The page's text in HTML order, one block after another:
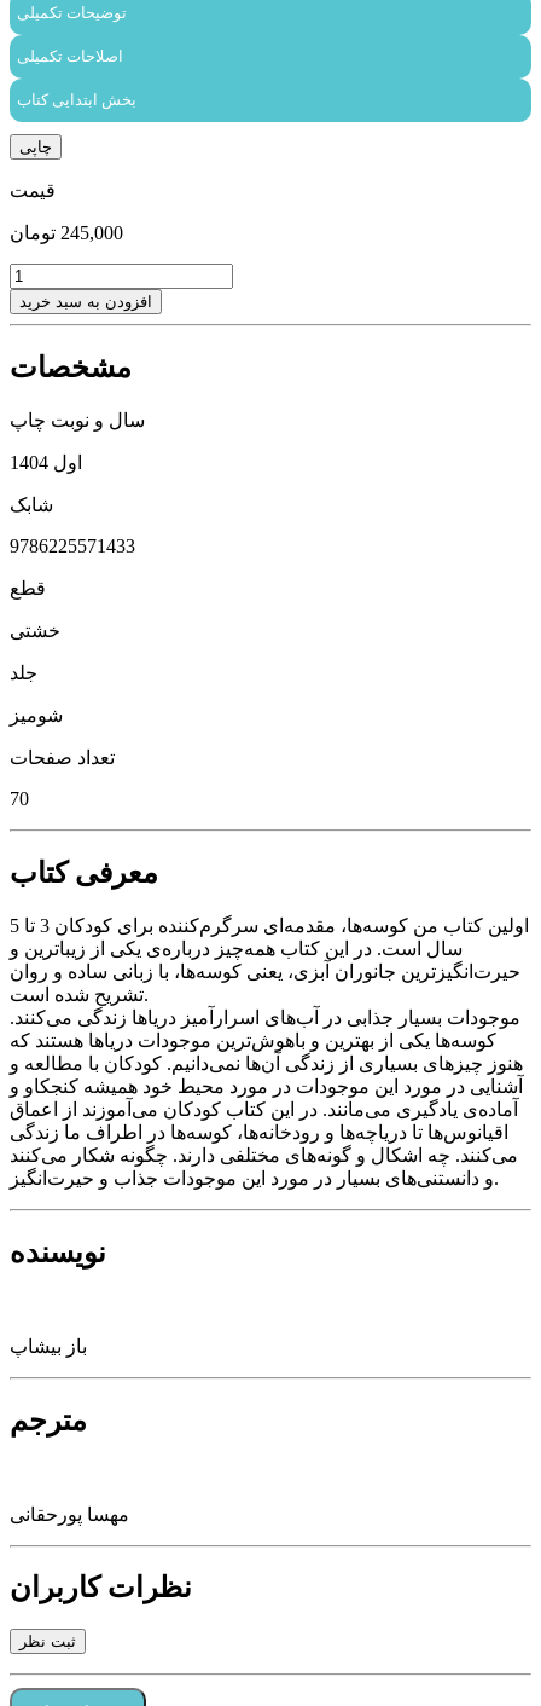
توضیحات تکمیلی
اصلاحات تکمیلی
بخش ابتدایی کتاب
چاپی
قیمت
245,000 تومان
اولین
کتاب
من
ها
افزودن به سبد خرید
مشخصات
سال و نوبت چاپ
اول 1404
شابک
9786225571433
قطع
خشتی
جلد
شومیز
تعداد صفحات
70
معرفی کتاب
اولین کتاب من کوسه‌ها، مقدمه‌ای سرگرم‌کننده برای کودکان 3 تا 5
سال است. در این کتاب همه‌چیز درباره‌ی یکی از زیباترین و
حیرت‌انگیزترین جانوران آبزی، یعنی کوسه‌ها، با زبانی ساده و روان
تشریح شده است.
موجودات بسیار جذابی در آب‌های اسرارآمیز دریاها زندگی می‌کنند.
کوسه‌ها یکی از بهترین و باهوش‌ترین موجودات دریاها هستند که
هنوز چیزهای بسیاری از زندگی آن‌ها نمی‌دانیم. کودکان با مطالعه و
آشنایی در مورد این موجودات در مورد محیط خود همیشه کنجکاو و
آماده‌ی یادگیری می‌مانند. در این کتاب کودکان می‌آموزند از اعماق
اقیانوس‌ها تا دریاچه‌ها و رودخانه‌ها، کوسه‌ها در اطراف ما زندگی
می‌کنند. چه اشکال و گونه‌های مختلفی دارند. چگونه شکار می‌کنند
و دانستنی‌های بسیار در مورد این موجودات جذاب و حیرت‌انگیز.
نویسنده
باز بیشاپ
مترجم
مهسا پورحقانی
نظرات کاربران
ثبت نظر